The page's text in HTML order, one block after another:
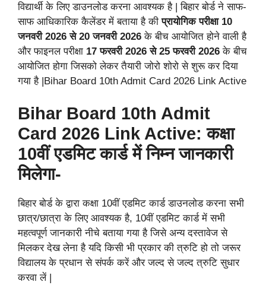
विद्यार्थी के लिए डाउनलोड करना आवश्यक है | बिहार बोर्ड ने साफ-
साफ आधिकारिक कैलेंडर में बताया है की प्रायोगिक परीक्षा 10
जनवरी 2026 से 20 जनवरी 2026 के बीच आयोजित होने वाली है
और फाइनल परीक्षा 17 फरवरी 2026 से 25 फरवरी 2026 के बीच
आयोजित होगा जिसको लेकर तैयारी जोरो शोरो से शुरू कर दिया
गया है |Bihar Board 10th Admit Card 2026 Link Active
Bihar Board 10th Admit
Card 2026 Link Active: कक्षा
10वीं एडमिट कार्ड में निम्न जानकारी
मिलेगा-
बिहार बोर्ड के द्वारा कक्षा 10वीं एडमिट कार्ड डाउनलोड करना सभी
छात्र/छात्रा के लिए आवश्यक है, 10वीं एडमिट कार्ड में सभी
महत्वपूर्ण जानकारी नीचे बताया गया है जिसे अन्य दस्तावेज से
मिलकर देख लेना है यदि किसी भी प्रकार की त्रुटि हो तो जरूर
विद्यालय के प्रधान से संपर्क करें और जल्द से जल्द त्रुटि सुधार
करवा लें |